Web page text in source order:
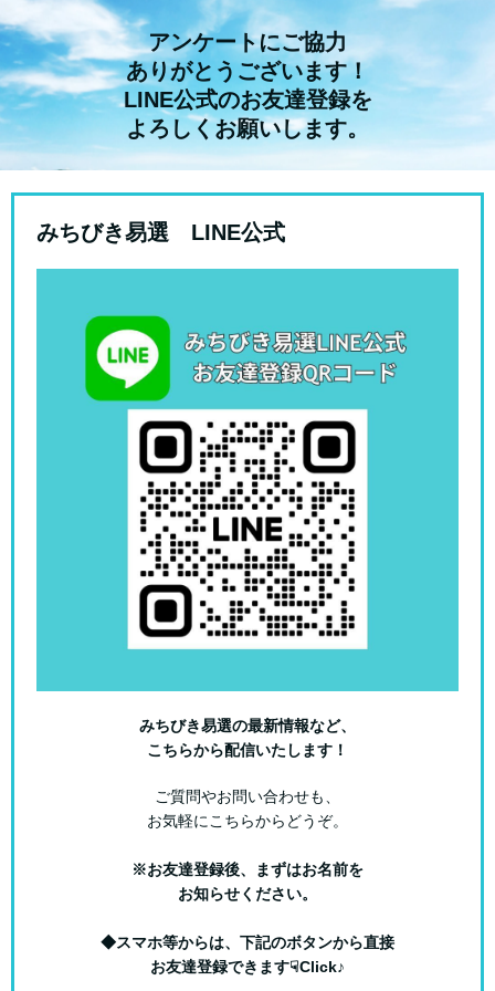
アンケートにご協力
ありがとうございます！
LINE公式のお友達登録を
よろしくお願いします。
みちびき易選 LINE公式
みちびき易選の最新情報など、
こちらから配信いたします！
ご質問やお問い合わせも、
お気軽にこちらからどうぞ。
※お友達登録後、まずはお名前を
お知らせください。
◆スマホ等からは、下記のボタンから直接
お友達登録できます☟Click♪